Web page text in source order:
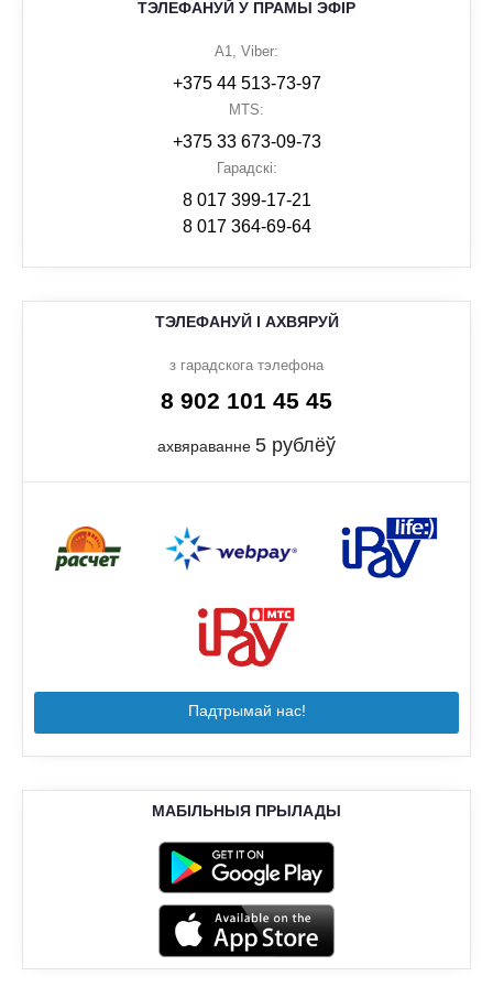
ТЭЛЕФАНУЙ У ПРАМЫ ЭФІР
A1, Viber:
+375 44 513-73-97
MTS:
+375 33 673-09-73
Гарадскі:
8 017 399-17-21
8 017 364-69-64
ТЭЛЕФАНУЙ І АХВЯРУЙ
з гарадскога тэлефона
8 902 101 45 45
ахвяраванне 5 рублёў
Падтрымай нас!
МАБІЛЬНЫЯ ПРЫЛАДЫ